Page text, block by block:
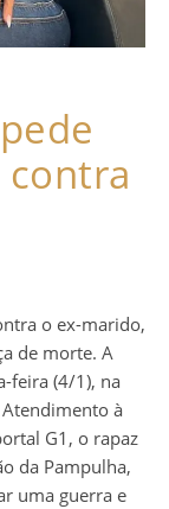
de morte. A
feira (4/1), na
Atendimento à
G1, o rapaz
da Pampulha,
uma guerra e